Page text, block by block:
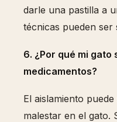
darle una pastilla a
técnicas pueden ser
6. ¿Por qué mi gato
medicamentos?
El aislamiento
malestar en el gato.